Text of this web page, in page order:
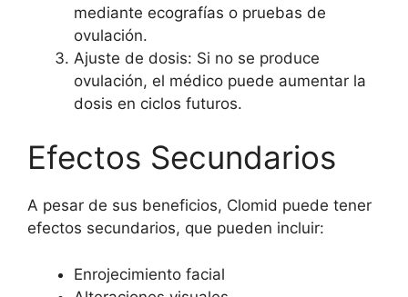
mediante ecografías o pruebas de
ovulación.
Ajuste de dosis: Si no se produce
ovulación, el médico puede aumentar la
dosis en ciclos futuros.
Efectos Secundarios
A pesar de sus beneficios, Clomid puede tener
efectos secundarios, que pueden incluir:
Enrojecimiento facial